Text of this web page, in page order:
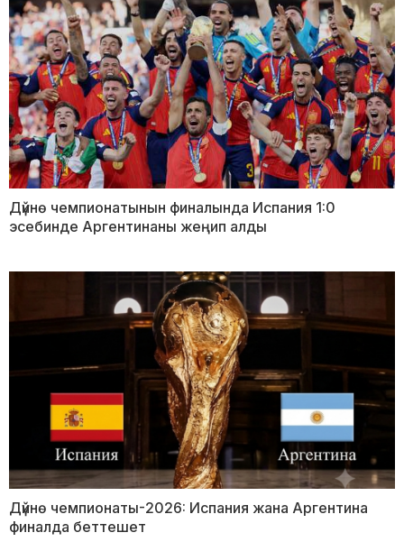
Дүйнө чемпионатынын финалында Испания 1:0
эсебинде Аргентинаны жеңип алды
Дүйнө чемпионаты-2026: Испания жана Аргентина
финалда беттешет